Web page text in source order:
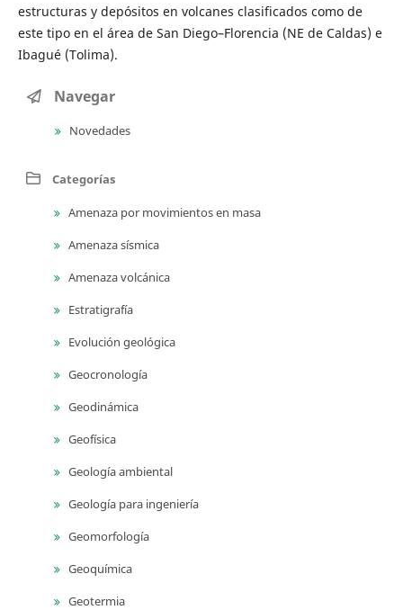
estructuras y depósitos en volcanes clasificados como de
este tipo en el área de San Diego–Florencia (NE de Caldas) e
Ibagué (Tolima).
Navegar
Novedades
Categorías
Amenaza por movimientos en masa
Amenaza sísmica
Amenaza volcánica
Estratigrafía
Evolución geológica
Geocronología
Geodinámica
Geofísica
Geología ambiental
Geología para ingeniería
Geomorfología
Geoquímica
Geotermia